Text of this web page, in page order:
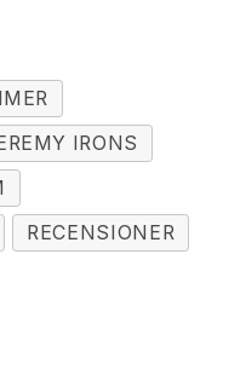
IRONS
RECENSIONER